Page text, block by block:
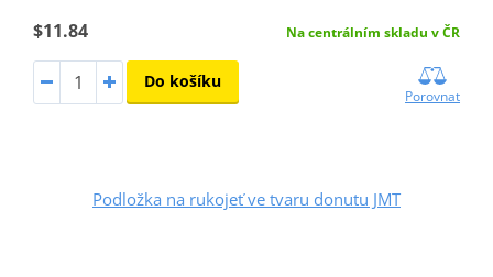
$11.84 Na centrálním skladu v ČR
Do košíku
Porovnat
Podložka na rukojeť ve tvaru donutu JMT